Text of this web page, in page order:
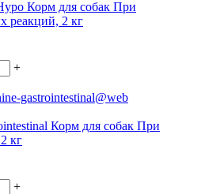
Корм для собак При
реакций, 2 кг
+
Корм для собак При
кг
+